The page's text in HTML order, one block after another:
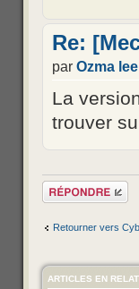
Re:
par Ozma lee
La
trouver
Répondre
Retourner vers
ARTICLES EN